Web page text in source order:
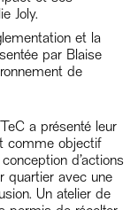
Joly.
et la
par Blaise
de
a présenté leur
comme objectif
d’actions
quartier avec une
Un atelier de